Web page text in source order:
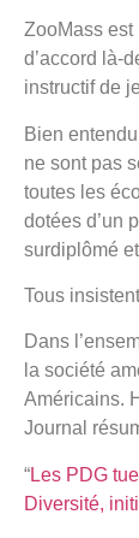
ZooMass est
d’accord là-
instructif de
Bien
ne sont pas
toutes les
dotées d’un
surdiplômé
Tous
Dans
la société
Américains.
Journal
“Les PDG
Diversité,